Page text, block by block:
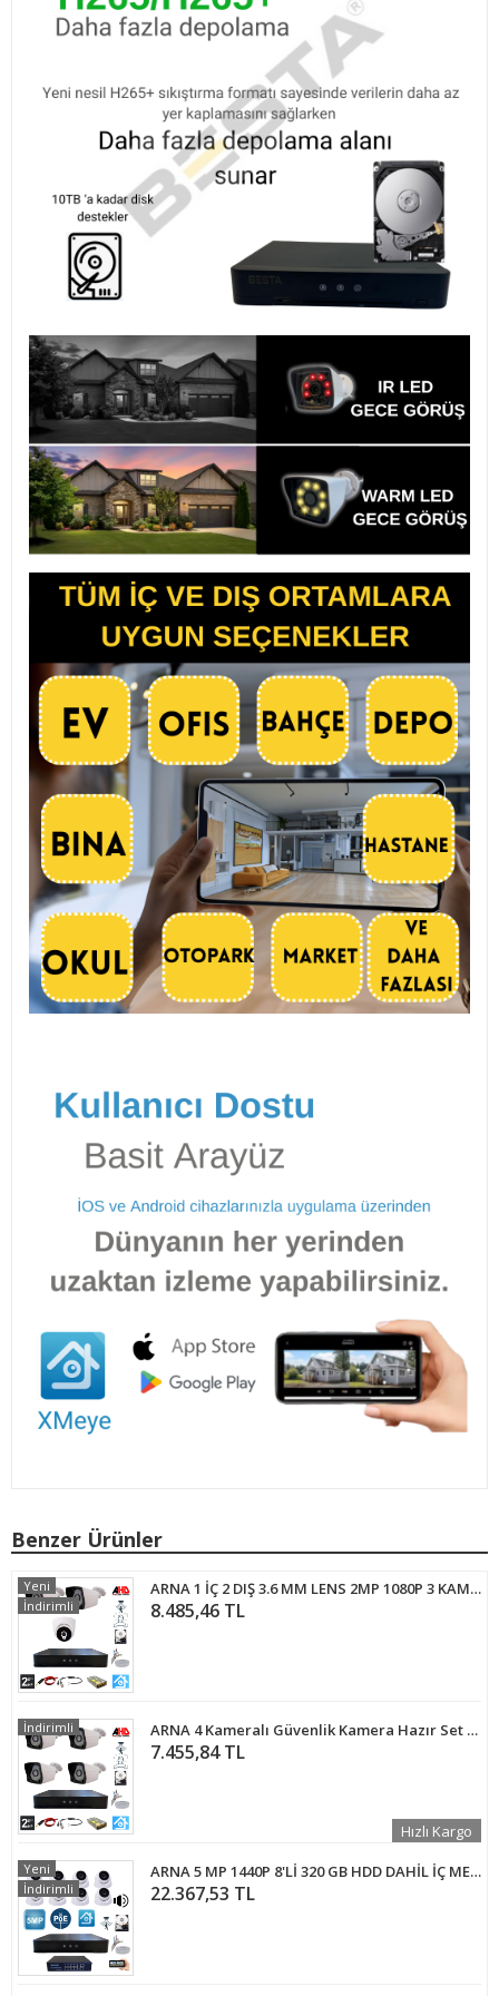
Benzer Ürünler
ARNA 1 İÇ 2 DIŞ 3.6 MM LENS 2MP 1080P 3 KAMERALI 500 GB HDD DAHİL GÜVENLİK SETİ - ST212500
8.485,46 TL
Yeni
İndirimli
ARNA 4 Kameralı Güvenlik Kamera Hazır Set 320 GB 7/24 HDD - ST42320
7.455,84 TL
İndirimli
Hızlı Kargo
ARNA 5 MP 1440P 8'Lİ 320 GB HDD DAHİL İÇ MEKAN GÜVENLİK KAMERASI SETİ - ST583201
22.367,53 TL
Yeni
İndirimli